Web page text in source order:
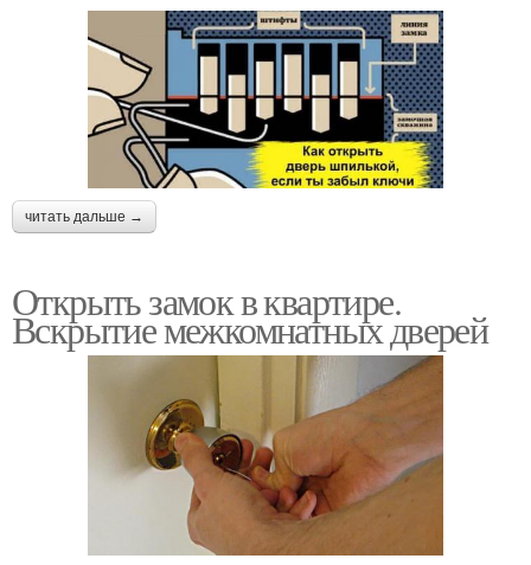
читать дальше →
Открыть замок в квартире.
Вскрытие межкомнатных дверей